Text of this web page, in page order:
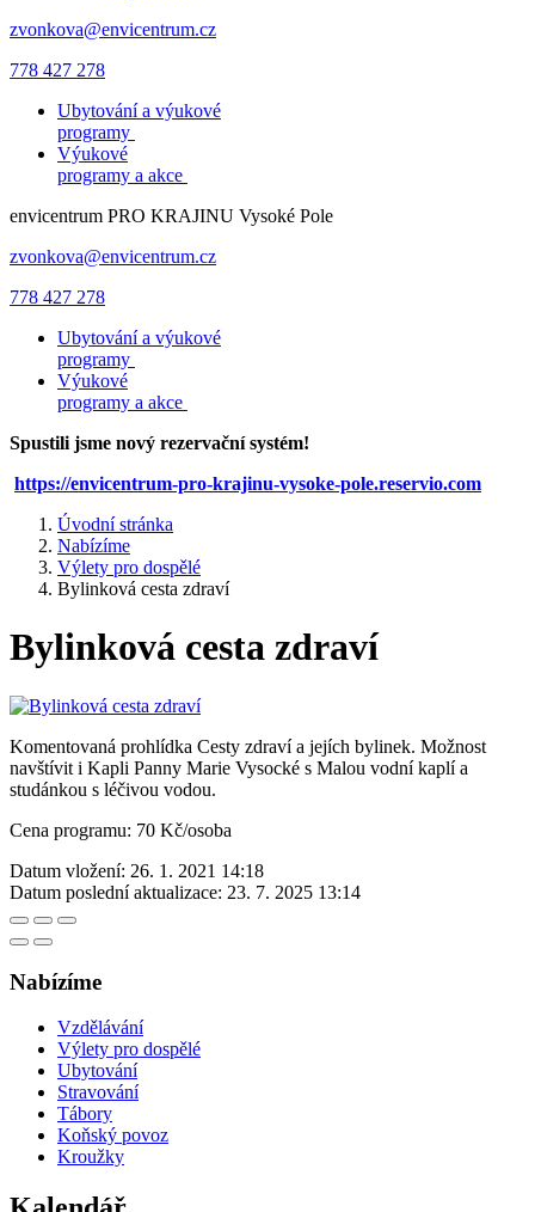
zvonkova@envicentrum.cz
778 427 278
Ubytování a výukové
programy
Výukové
programy a akce
envicentrum PRO KRAJINU Vysoké Pole
zvonkova@envicentrum.cz
778 427 278
Ubytování a výukové
programy
Výukové
programy a akce
Spustili jsme nový rezervační systém!
https://envicentrum-pro-krajinu-vysoke-pole.reservio.com
Úvodní stránka
Nabízíme
Výlety pro dospělé
Bylinková cesta zdraví
Bylinková cesta zdraví
Komentovaná prohlídka Cesty zdraví a jejích bylinek. Možnost
navštívit i Kapli Panny Marie Vysocké s Malou vodní kaplí a
studánkou s léčivou vodou.
Cena programu: 70 Kč/osoba
Datum vložení: 26. 1. 2021 14:18
Datum poslední aktualizace: 23. 7. 2025 13:14
Nabízíme
Vzdělávání
Výlety pro dospělé
Ubytování
Stravování
Tábory
Koňský povoz
Kroužky